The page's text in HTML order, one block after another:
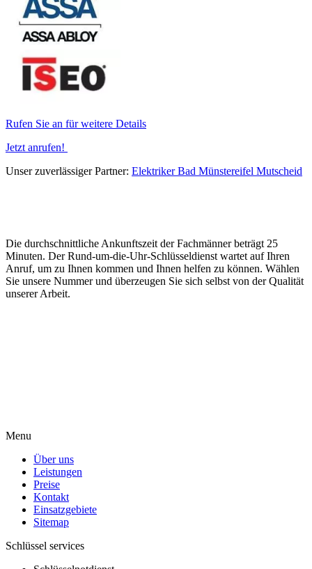
Rufen Sie an für weitere Details
Jetzt anrufen!
Unser zuverlässiger Partner: Elektriker Bad Münstereifel Mutscheid
Die durchschnittliche Ankunftszeit der Fachmänner beträgt 25
Minuten. Der Rund-um-die-Uhr-Schlüsseldienst wartet auf Ihren
Anruf, um zu Ihnen kommen und Ihnen helfen zu können. Wählen
Sie unsere Nummer und überzeugen Sie sich selbst von der Qualität
unserer Arbeit.
Menu
Über uns
Leistungen
Preise
Kontakt
Einsatzgebiete
Sitemap
Schlüssel services